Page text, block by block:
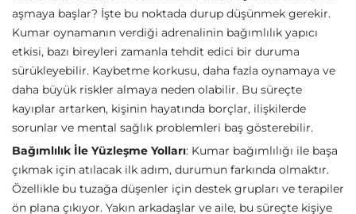
aşmaya başlar? İşte bu noktada durup düşünmek gerekir.
Kumar oynamanın verdiği adrenalinin bağımlılık yapıcı
etkisi, bazı bireyleri zamanla tehdit edici bir duruma
sürükleyebilir. Kaybetme korkusu, daha fazla oynamaya ve
daha büyük riskler almaya neden olabilir. Bu süreçte
kayıplar artarken, kişinin hayatında borçlar, ilişkilerde
sorunlar ve mental sağlık problemleri baş gösterebilir.
Bağımlılık İle Yüzleşme Yolları: Kumar bağımlılığı ile başa
çıkmak için atılacak ilk adım, durumun farkında olmaktır.
Özellikle bu tuzağa düşenler için destek grupları ve terapiler
ön plana çıkıyor. Yakın arkadaşlar ve aile, bu süreçte kişiye